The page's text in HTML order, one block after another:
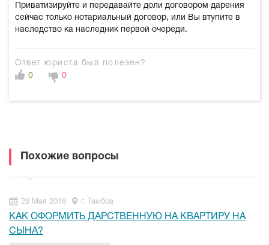
Приватизируйте и передавайте доли договором дарения
сейчас только нотариальный договор, или Вы втупите в
наследство ка наследник первой очереди.
Ответ юриста был полезен?
0
0
Похожие вопросы
29 Мая 2016 г. Тамбов
КАК ОФОРМИТЬ ДАРСТВЕННУЮ НА КВАРТИРУ НА
СЫНА?